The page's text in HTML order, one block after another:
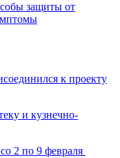
защиты от
к проекту
и кузнечно-
2 по 9 февраля